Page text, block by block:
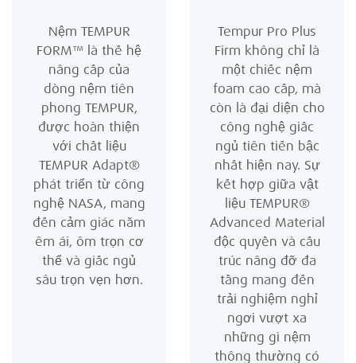
Nệm TEMPUR
FORM™ là thế hệ
nâng cấp của
dòng nệm tiên
phong TEMPUR,
được hoàn thiện
với chất liệu
TEMPUR Adapt®
phát triển từ công
nghệ NASA, mang
đến cảm giác nằm
êm ái, ôm trọn cơ
thể và giấc ngủ
sâu trọn vẹn hơn.
Tempur Pro Plus
Firm không chỉ là
một chiếc nệm
foam cao cấp, mà
còn là đại diện cho
công nghệ giấc
ngủ tiên tiến bậc
nhất hiện nay. Sự
kết hợp giữa vật
liệu TEMPUR®
Advanced Material
độc quyền và cấu
trúc nâng đỡ đa
tầng mang đến
trải nghiệm nghỉ
ngơi vượt xa
những gì nệm
thông thường có